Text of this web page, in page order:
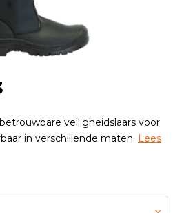
veiligheidslaars voor
in verschillende maten. Lees